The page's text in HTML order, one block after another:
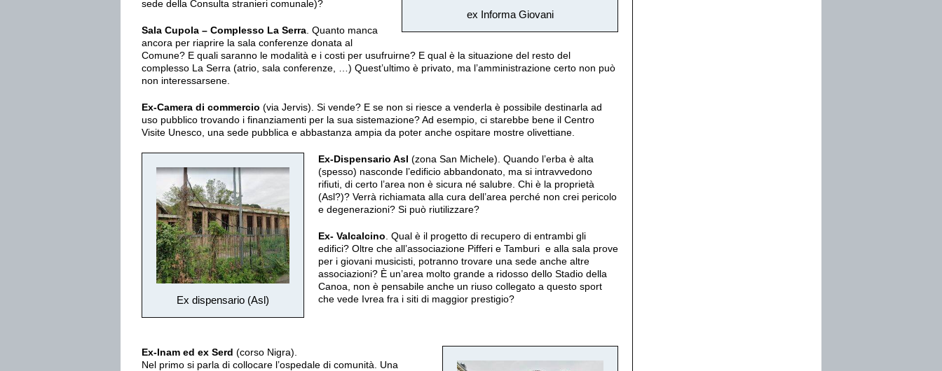
ex Informa Giovani
sede della Consulta stranieri comunale)?
Sala Cupola – Complesso La Serra . Quanto manca
ancora per riaprire la sala conferenze donata al
Comune? E quali saranno le modalità e i costi per usufruirne? E qual è la situazione del resto del
complesso La Serra (atrio, sala conferenze, …) Quest’ultimo è privato, ma l’amministrazione certo non può
non interessarsene.
Ex-Camera di commercio (via Jervis). Si vende? E se non si riesce a venderla è possibile destinarla ad
uso pubblico trovando i finanziamenti per la sua sistemazione? Ad esempio, ci starebbe bene il Centro
Visite Unesco, una sede pubblica e abbastanza ampia da poter anche ospitare mostre olivettiane.
Ex dispensario (Asl)
Ex-Dispensario Asl (zona San Michele). Quando l’erba è alta
(spesso) nasconde l’edificio abbandonato, ma si intravvedono
rifiuti, di certo l’area non è sicura né salubre. Chi è la proprietà
(Asl?)? Verrà richiamata alla cura dell’area perché non crei pericolo
e degenerazioni? Si può riutilizzare?
Ex- Valcalcino . Qual è il progetto di recupero di entrambi gli
edifici? Oltre che all’associazione Pifferi e Tamburi e alla sala prove
per i giovani musicisti, potranno trovare una sede anche altre
associazioni? È un’area molto grande a ridosso dello Stadio della
Canoa, non è pensabile anche un riuso collegato a questo sport
che vede Ivrea fra i siti di maggior prestigio?
Ex-Inam ed ex Serd (corso Nigra).
Nel primo si parla di collocare l’ospedale di comunità. Una